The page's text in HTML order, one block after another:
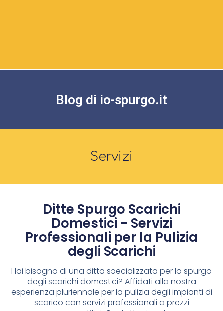
Blog di io-spurgo.it
Servizi
Ditte Spurgo Scarichi
Domestici - Servizi
Professionali per la Pulizia
degli Scarichi
Hai bisogno di una ditta specializzata per lo spurgo
degli scarichi domestici? Affidati alla nostra
esperienza pluriennale per la pulizia degli impianti di
scarico con servizi professionali a prezzi